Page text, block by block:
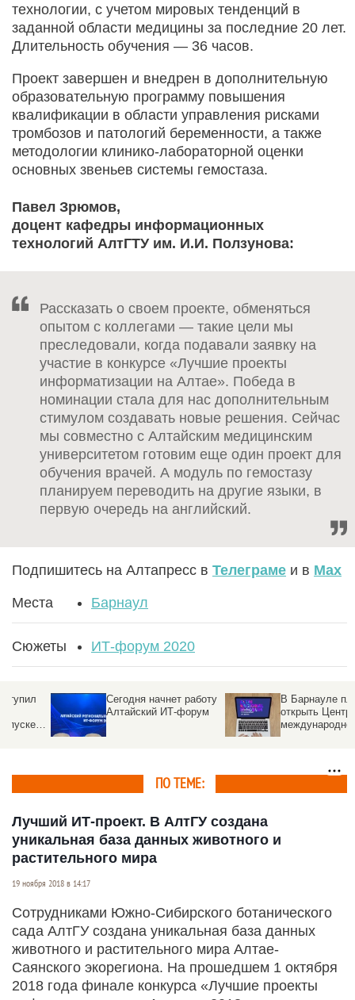
технологии, с учетом мировых тенденций в
заданной области медицины за последние 20 лет.
Длительность обучения — 36 часов.
Проект завершен и внедрен в дополнительную
образовательную программу повышения
квалификации в области управления рисками
тромбозов и патологий беременности, а также
методологии клинико-лабораторной оценки
основных звеньев системы гемостаза.
Павел Зрюмов,
доцент кафедры информационных
технологий АлтГТУ им. И.И. Ползунова:
Рассказать о своем проекте, обменяться
опытом с коллегами — такие цели мы
преследовали, когда подавали заявку на
участие в конкурсе «Лучшие проекты
информатизации на Алтае». Победа в
номинации стала для нас дополнительным
стимулом создавать новые решения. Сейчас
мы совместно с Алтайским медицинским
университетом готовим еще один проект для
обучения врачей. А модуль по гемостазу
планируем переводить на другие языки, в
первую очередь на английский.
Подпишитесь на Алтапресс в Телеграме и в Max
Места Барнаул
Сюжеты ИТ-форум 2020
Сегодня начнет работу
Алтайский ИТ-форум
В Барнауле планируют
открыть Центр
международной
поддержки СУБД
ПО ТЕМЕ:
Лучший ИТ-проект. В АлтГУ создана
уникальная база данных животного и
растительного мира
19 ноября 2018 в 14:17
Сотрудниками Южно-Cибирского ботанического
сада АлтГУ создана уникальная база данных
животного и растительного мира Алтае-
Саянского экорегиона. На прошедшем 1 октября
2018 года финале конкурса «Лучшие проекты